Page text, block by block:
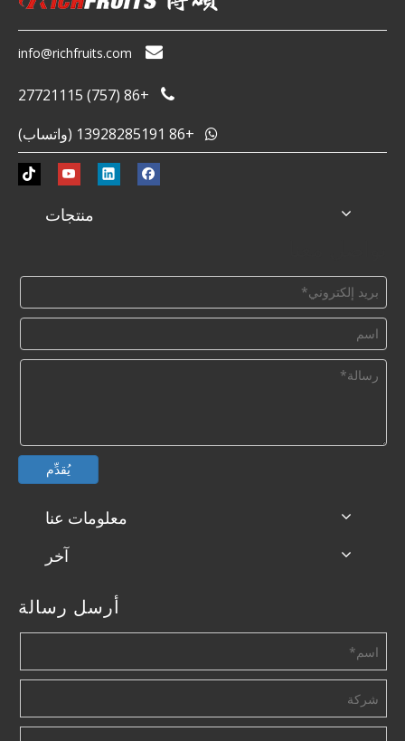

info@richfruits.com

+86 (757) 27721115
 +86 13928285191 (واتساب)
منتجات
يُقدِّم
معلومات عنا
آخر
أرسل رسالة